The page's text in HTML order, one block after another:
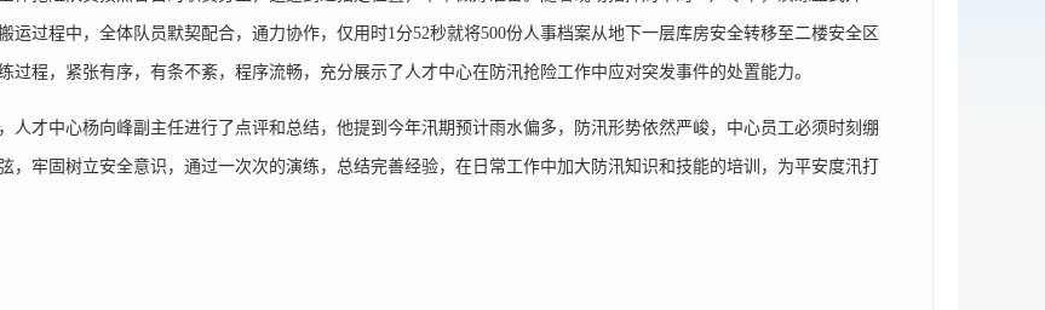
运过程中，全体队员默契配合，通力协作，仅用时1分52秒就将500份人事档案从地下一层库房安全转移至二楼安全区
过程，紧张有序，有条不紊，程序流畅，充分展示了人才中心在防汛抢险工作中应对突发事件的处置能力。
才中心杨向峰副主任进行了点评和总结，他提到今年汛期预计雨水偏多，防汛形势依然严峻，中心员工必须时刻绷
，牢固树立安全意识，通过一次次的演练，总结完善经验，在日常工作中加大防汛知识和技能的培训，为平安度汛打